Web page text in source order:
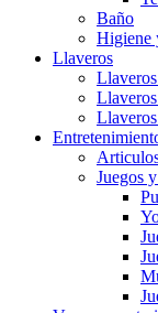
Baño
Higiene
Llaveros
Juegos